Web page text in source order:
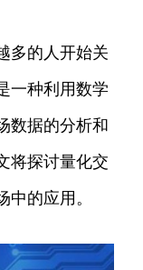
多的人开始关
一种利用数学
数据的分析和
将探讨量化交
的应用。